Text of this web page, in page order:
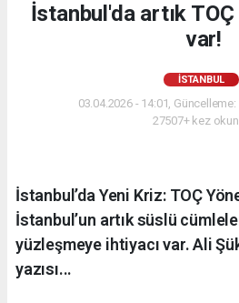
İstanbul'da artık
var!
İSTANBUL
03.04.2026 - 14:01,
27507+ kez
İstanbul’da Yeni Kriz: TOÇ
İstanbul’un artık süslü
yüzleşmeye ihtiyacı var. Ali
yazısı...